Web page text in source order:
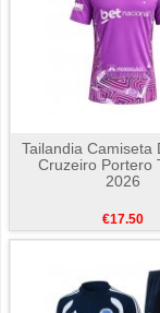
Tailandia Camiseta
Cruzeiro Portero
2026
€17.50